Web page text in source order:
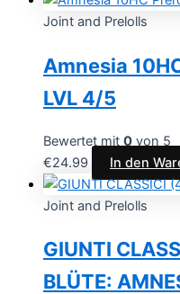
Joint and Prelolls
Amnesia
LVL 4/5
Bewertet mit 0 von 5
€24.99 In den
Joint and Prelolls
GIUNTI
BLÜTE: